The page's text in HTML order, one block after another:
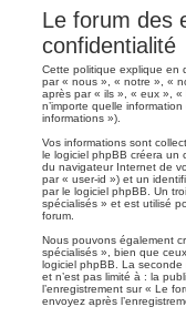
Le forum des
confidentialité
Cette politique explique en
par « nous », « notre », «
après par « ils », « eux »,
n’importe quelle
informations »).
Vos informations sont
le logiciel phpBB créera un
du navigateur Internet de
par « user-id ») et un
par le logiciel phpBB. Un
spécialisés » et est utilisé
forum.
Nous pouvons également
spécialisés », bien que
logiciel phpBB. La
et n’est pas limité à : la
l’enregistrement sur « Le
envoyez après